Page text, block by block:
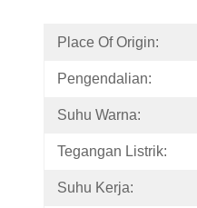
Place Of Origin:
Pengendalian:
Suhu Warna:
Tegangan Listrik:
Suhu Kerja: